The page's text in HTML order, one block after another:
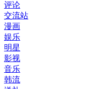
评论
交流站
漫画
娱乐
明星
影视
音乐
韩流